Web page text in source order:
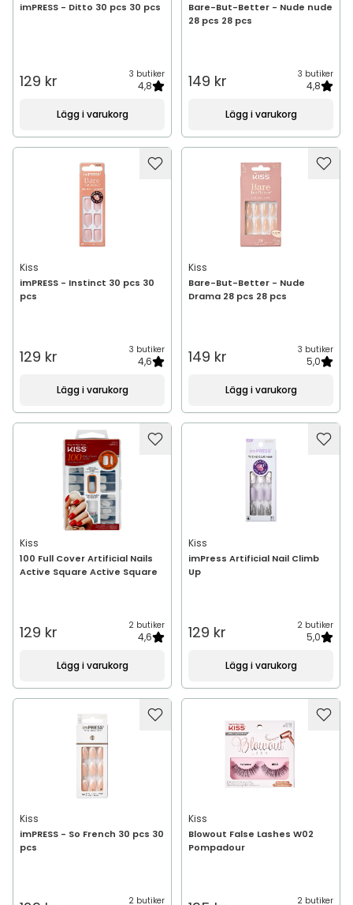
imPRESS - Ditto 30 pcs 30 pcs
129 kr 3 butiker
4,8
Lägg i varukorg
Bare-But-Better - Nude nude
28 pcs 28 pcs
149 kr 3 butiker
4,8
Lägg i varukorg
Kiss
imPRESS - Instinct 30 pcs 30
pcs
129 kr 3 butiker
4,6
Lägg i varukorg
Kiss
Bare-But-Better - Nude
Drama 28 pcs 28 pcs
149 kr 3 butiker
5,0
Lägg i varukorg
Kiss
100 Full Cover Artificial Nails
Active Square Active Square
129 kr 2 butiker
4,6
Lägg i varukorg
Kiss
imPress Artificial Nail Climb
Up
129 kr 2 butiker
5,0
Lägg i varukorg
Kiss
imPRESS - So French 30 pcs 30
pcs
2 butiker
Kiss
Blowout False Lashes W02
Pompadour
2 butiker